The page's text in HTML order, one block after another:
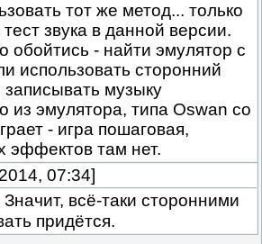
тот же метод... только
звука в данной версии.
обойтись - найти эмулятор с
использовать сторонний
музыку
из эмулятора, типа Oswan со
- игра пошаговая,
эффектов там нет.
07:34]
всё-таки сторонними
придётся.